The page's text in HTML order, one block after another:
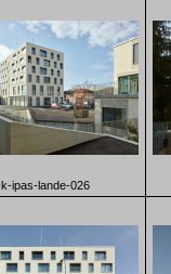
k-ipas-lande-026